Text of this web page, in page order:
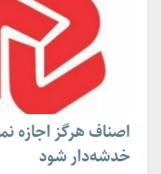
اصناف هرگز اجازه
خدشه‌دار شود